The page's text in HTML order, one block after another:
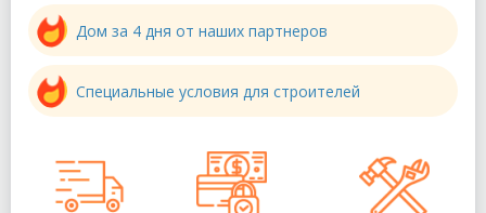
Дом за 4 дня от наших партнеров
Специальные условия для строителей